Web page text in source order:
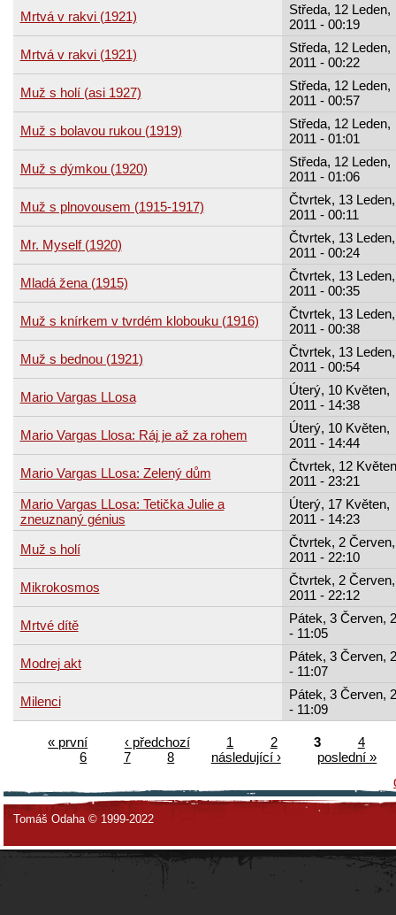
Mrtvá v rakvi (1921)
Středa, 12 Leden,
2011 - 00:19
Mrtvá v rakvi (1921)
Středa, 12 Leden,
2011 - 00:22
Muž s holí (asi 1927)
Středa, 12 Leden,
2011 - 00:57
Muž s bolavou rukou (1919)
Středa, 12 Leden,
2011 - 01:01
Muž s dýmkou (1920)
Středa, 12 Leden,
2011 - 01:06
Muž s plnovousem (1915-1917)
Čtvrtek, 13 Leden,
2011 - 00:11
Mr. Myself (1920)
Čtvrtek, 13 Leden,
2011 - 00:24
Mladá žena (1915)
Čtvrtek, 13 Leden,
2011 - 00:35
Muž s knírkem v tvrdém klobouku (1916)
Čtvrtek, 13 Leden,
2011 - 00:38
Muž s bednou (1921)
Čtvrtek, 13 Leden,
2011 - 00:54
Mario Vargas LLosa
Úterý, 10 Květen,
2011 - 14:38
Mario Vargas Llosa: Ráj je až za rohem
Úterý, 10 Květen,
2011 - 14:44
Mario Vargas LLosa: Zelený dům
Čtvrtek, 12
2011 - 23:21
Mario Vargas LLosa: Tetička Julie a
zneuznaný génius
Úterý, 17 Květen,
2011 - 14:23
Muž s holí
Čtvrtek, 2 Červen,
2011 - 22:10
Mikrokosmos
Čtvrtek, 2 Červen,
2011 - 22:12
Mrtvé dítě
Pátek, 3 Červen,
- 11:05
Modrej akt
Pátek, 3 Červen,
- 11:07
Milenci
Pátek, 3 Červen,
- 11:09
« první ‹ předchozí 1 2 3
4
6
7 8 následující ›
poslední »
Tomáš Odaha © 1999-2022